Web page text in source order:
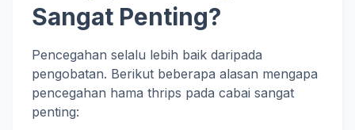
Sangat Penting?
Pencegahan selalu lebih baik daripada
pengobatan. Berikut beberapa alasan mengapa
pencegahan hama thrips pada cabai sangat
penting: